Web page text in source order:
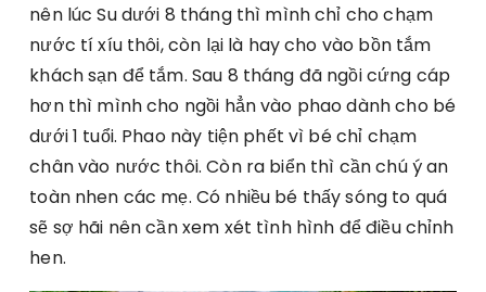
nên lúc Su dưới 8 tháng thì mình chỉ cho chạm
nước tí xíu thôi, còn lại là hay cho vào bồn tắm
khách sạn để tắm. Sau 8 tháng đã ngồi cứng cáp
hơn thì mình cho ngồi hẳn vào phao dành cho bé
dưới 1 tuổi. Phao này tiện phết vì bé chỉ chạm
chân vào nước thôi. Còn ra biển thì cần chú ý an
toàn nhen các mẹ. Có nhiều bé thấy sóng to quá
sẽ sợ hãi nên cần xem xét tình hình để điều chỉnh
hen.